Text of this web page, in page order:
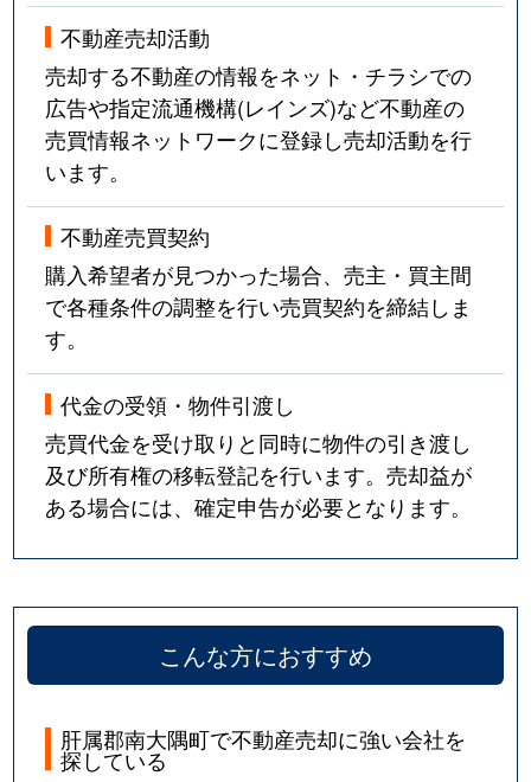
不動産売却活動
売却する不動産の情報をネット・チラシでの
広告や指定流通機構(レインズ)など不動産の
売買情報ネットワークに登録し売却活動を行
います。
不動産売買契約
購入希望者が見つかった場合、売主・買主間
で各種条件の調整を行い売買契約を締結しま
す。
代金の受領・物件引渡し
売買代金を受け取りと同時に物件の引き渡し
及び所有権の移転登記を行います。売却益が
ある場合には、確定申告が必要となります。
こんな方におすすめ
肝属郡南大隅町で不動産売却に強い会社を
探している